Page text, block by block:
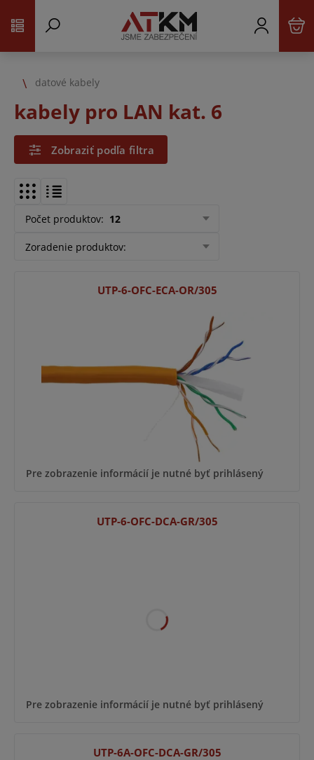
datové kabely
kabely pro LAN kat. 6
Zobraziť podľa filtra
Počet produktov: 12
Zoradenie produktov:
UTP-6-OFC-ECA-OR/305
Pre zobrazenie informácií je nutné byť prihlásený
UTP-6-OFC-DCA-GR/305
Pre zobrazenie informácií je nutné byť prihlásený
UTP-6A-OFC-DCA-GR/305